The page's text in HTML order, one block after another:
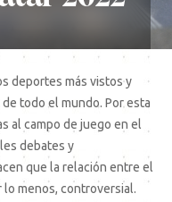
deportes más vistos y
todo el mundo. Por esta
al campo de juego en el
debates y
que la relación entre el
menos, controversial.